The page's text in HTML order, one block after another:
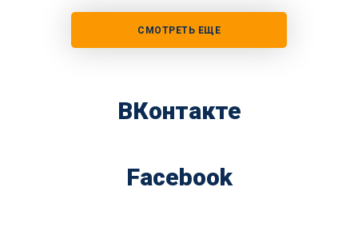
СМОТРЕТЬ ЕЩЕ
ВКонтакте
Facebook